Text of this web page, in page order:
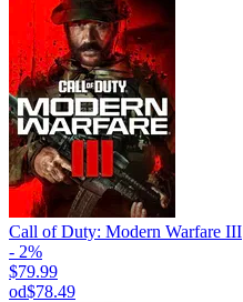
Call of Duty: Modern Warfare III
- 2%
$79.99
od$78.49